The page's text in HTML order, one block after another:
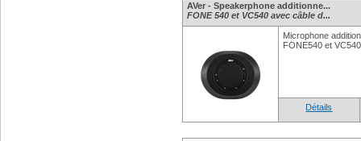
AVer - Speakerphone additionne...
FONE 540 et VC540 avec câble d...
Microphone
FONE540 et
Détails